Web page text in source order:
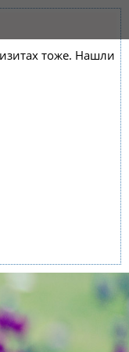
тоже. Нашли